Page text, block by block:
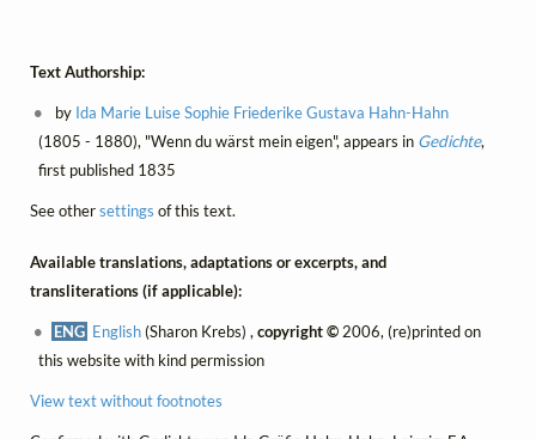
Text Authorship:
by Ida Marie Luise Sophie Friederike Gustava Hahn-Hahn
(1805 - 1880), "Wenn du wärst mein eigen", appears in Gedichte,
first published 1835
See othersettings of this text.
Available translations, adaptations or excerpts, and
transliterations (if applicable):
ENG English(Sharon Krebs) ,copyright © 2006, (re)printed on
this website with kind permission
View text without footnotes